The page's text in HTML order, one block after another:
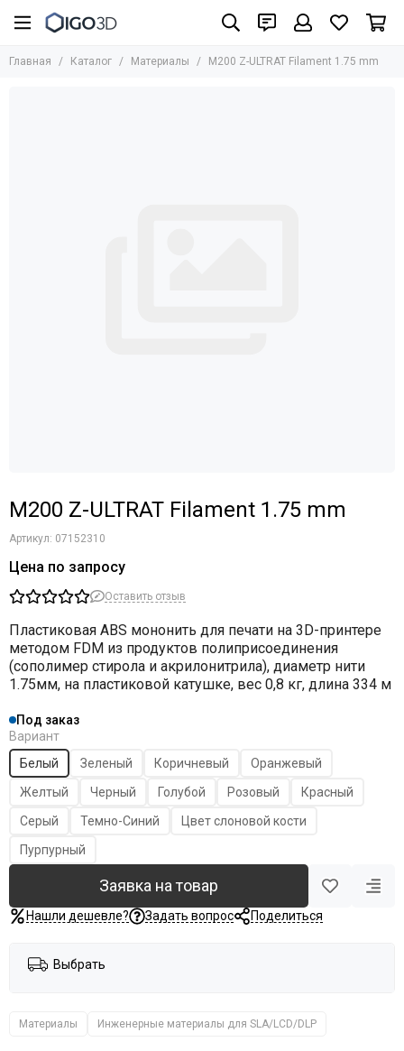
Материалы
Главная Каталог Материалы M200 Z-ULTRAT Filament 1.75 mm
M200 Z-ULTRAT Filament 1.75 mm
Артикул: 07152310
Цена по запросу
Оставить отзыв
Пластиковая ABS мононить для печати на 3D-принтере
методом FDM из продуктов полиприсоединения
(сополимер стирола и акрилонитрила), диаметр нити
1.75мм, на пластиковой катушке, вес 0,8 кг, длина 334 м
Под заказ
Вариант
Белый
Зеленый Коричневый
Оранжевый
Желтый
Черный Голубой Розовый
Красный
Серый
Темно-Синий
Цвет слоновой кости
Пурпурный
Заявка на товар
Нашли дешевле? Задать вопрос Поделиться
Выбрать
Материалы Инженерные материалы для SLA/LCD/DLP